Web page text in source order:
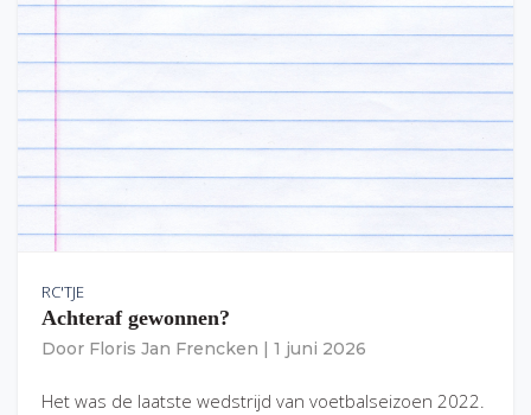
RC'TJE
Achteraf gewonnen?
Door Floris Jan Frencken 1 juni 2026
Het was de laatste wedstrijd van voetbalseizoen 2022.